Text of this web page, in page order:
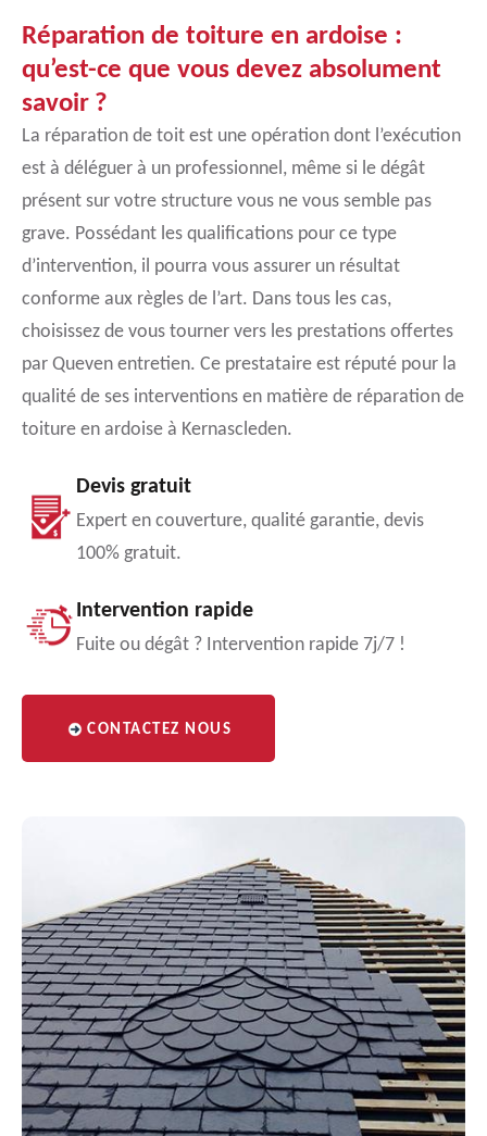
Réparation de toiture en ardoise :
qu’est-ce que vous devez absolument
savoir ?
La réparation de toit est une opération dont l’exécution
est à déléguer à un professionnel, même si le dégât
présent sur votre structure vous ne vous semble pas
grave. Possédant les qualifications pour ce type
d’intervention, il pourra vous assurer un résultat
conforme aux règles de l’art. Dans tous les cas,
choisissez de vous tourner vers les prestations offertes
par Queven entretien. Ce prestataire est réputé pour la
qualité de ses interventions en matière de réparation de
toiture en ardoise à Kernascleden.
Devis gratuit
Expert en couverture, qualité garantie, devis
100% gratuit.
Intervention rapide
Fuite ou dégât ? Intervention rapide 7j/7 !
CONTACTEZ NOUS